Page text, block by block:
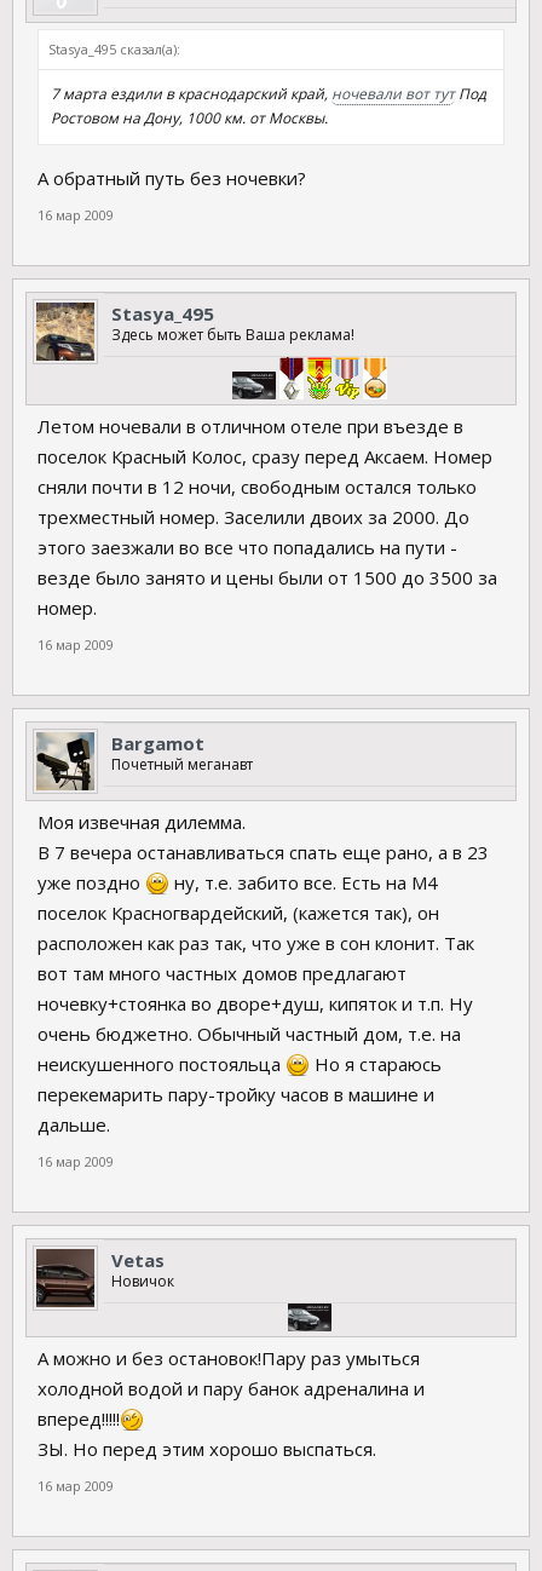
Stasya_495 сказал(а):
7 марта ездили в краснодарский край, ночевали вот тутПод
Ростовом на Дону, 1000 км. от Москвы.
А обратный путь без ночевки?
16 мар 2009
Stasya_495
Здесь может быть Ваша реклама!
Летом ночевали в отличном отеле при въезде в
поселок Красный Колос, сразу перед Аксаем. Номер
сняли почти в 12 ночи, свободным остался только
трехместный номер. Заселили двоих за 2000. До
этого заезжали во все что попадались на пути -
везде было занято и цены были от 1500 до 3500 за
номер.
16 мар 2009
Bargamot
Почетный меганавт
Моя извечная дилемма.
В 7 вечера останавливаться спать еще рано, а в 23
уже поздно
ну, т.е. забито все. Есть на М4
поселок Красногвардейский, (кажется так), он
расположен как раз так, что уже в сон клонит. Так
вот там много частных домов предлагают
ночевку+стоянка во дворе+душ, кипяток и т.п. Ну
очень бюджетно. Обычный частный дом, т.е. на
неискушенного постояльца
Но я стараюсь
перекемарить пару-тройку часов в машине и
дальше.
16 мар 2009
Vetas
Новичок
А можно и без остановок!Пару раз умыться
холодной водой и пару банок адреналина и
вперед!!!!!
ЗЫ. Но перед этим хорошо выспаться.
16 мар 2009